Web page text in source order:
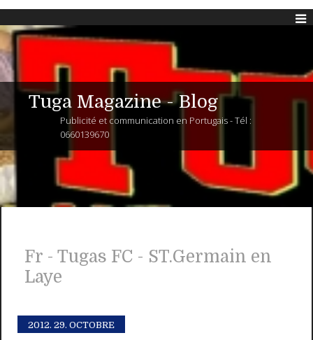
Tuga Magazine - Blog
Publicité et communication en Portugais - Tél :
0660139670
Fr - Tugas FC - ST.Germain en
Laye
2012. 29. OCTOBRE